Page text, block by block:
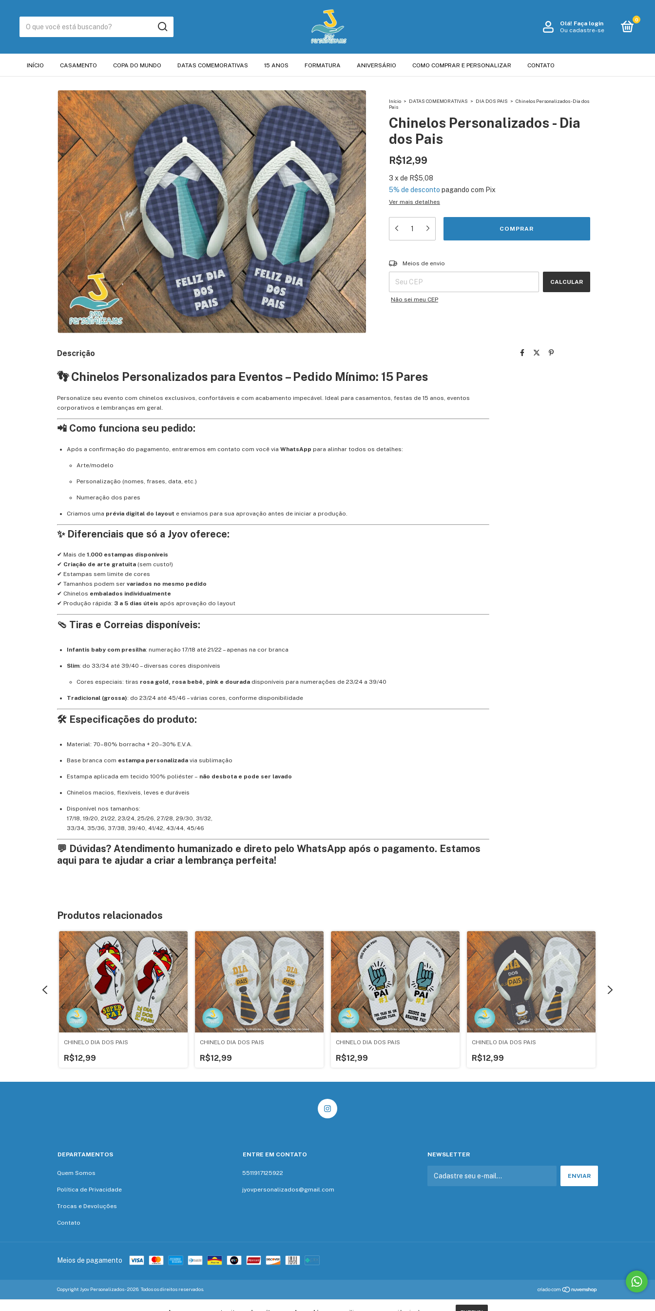
Olá! Faça login
Ou cadastre-se
0
INÍCIO CASAMENTO COPA DO MUNDO DATAS COMEMORATIVAS 15 ANOS FORMATURA ANIVERSÁRIO COMO COMPRAR E PERSONALIZAR CONTATO
Início > DATAS COMEMORATIVAS > DIA DOS PAIS > Chinelos Personalizados - Dia dos
Pais
Chinelos Personalizados - Dia
dos Pais
R$12,99
3 x de R$5,08
5% de desconto pagando com Pix
Ver mais detalhes
Entregas para o CEP:
Meios de envio
CALCULAR
Não sei meu CEP
Descrição
👣 Chinelos Personalizados para Eventos – Pedido Mínimo: 15 Pares
Personalize seu evento com chinelos exclusivos, confortáveis e com acabamento impecável. Ideal para casamentos, festas de 15 anos, eventos
corporativos e lembranças em geral.
📲 Como funciona seu pedido:
Após a confirmação do pagamento, entraremos em contato com você via WhatsApp para alinhar todos os detalhes:
Arte/modelo
Personalização (nomes, frases, data, etc.)
Numeração dos pares
Criamos uma prévia digital do layout e enviamos para sua aprovação antes de iniciar a produção.
✨ Diferenciais que só a Jyov oferece:
✔ Mais de 1.000 estampas disponíveis
✔ Criação de arte gratuita (sem custo!)
✔ Estampas sem limite de cores
✔ Tamanhos podem ser variados no mesmo pedido
✔ Chinelos embalados individualmente
✔ Produção rápida: 3 a 5 dias úteis após aprovação do layout
🩴 Tiras e Correias disponíveis:
Infantis baby com presilha: numeração 17/18 até 21/22 – apenas na cor branca
Slim: do 33/34 até 39/40 – diversas cores disponíveis
Cores especiais: tiras rosa gold, rosa bebê, pink e dourada disponíveis para numerações de 23/24 a 39/40
Tradicional (grossa): do 23/24 até 45/46 – várias cores, conforme disponibilidade
🛠️ Especificações do produto:
Material: 70–80% borracha + 20–30% E.V.A.
Base branca com estampa personalizada via sublimação
Estampa aplicada em tecido 100% poliéster – não desbota e pode ser lavado
Chinelos macios, flexíveis, leves e duráveis
Disponível nos tamanhos:
17/18, 19/20, 21/22, 23/24, 25/26, 27/28, 29/30, 31/32,
33/34, 35/36, 37/38, 39/40, 41/42, 43/44, 45/46
💬 Dúvidas? Atendimento humanizado e direto pelo WhatsApp após o pagamento. Estamos
aqui para te ajudar a criar a lembrança perfeita!
Produtos relacionados
CHINELO DIA DOS PAIS
R$12,99
CHINELO DIA DOS PAIS
R$12,99
CHINELO DIA DOS PAIS
R$12,99
CHINELO DIA DOS PAIS
R$12,99
DEPARTAMENTOS
Quem Somos
Política de Privacidade
Trocas e Devoluções
Contato
ENTRE EM CONTATO
5511917125922
jyovpersonalizados@gmail.com
NEWSLETTER
Meios de pagamento
Copyright Jyov Personalizados - 2026. Todos os direitos reservados.